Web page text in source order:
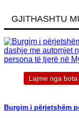
GJITHASHTU
Lajme nga bota
Burgim i përjetshëm